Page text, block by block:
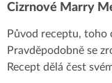
Cizrnové Marry
Původ receptu, toho
Pravděpodobně se
Recept dělá čest